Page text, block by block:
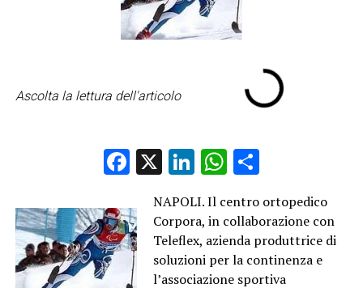
Ascolta la lettura dell'articolo
Facebook
X LinkedIn
WhatsApp
Condividi
NAPOLI. Il centro ortopedico
Corpora, in collaborazione con
Teleflex, azienda produttrice di
soluzioni per la continenza e
l’associazione sportiva